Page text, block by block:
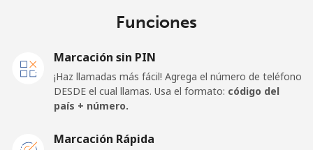
Línea fija ⁦27.5¢⁩
⁦29.5¢⁩ 16 min por ⁦€5⁩ -
Funciones
Marcación sin PIN
¡Haz llamadas más fácil! Agrega el número de teléfono
DESDE el cual llamas. Usa el formato: código del
país + número.
Marcación Rápida